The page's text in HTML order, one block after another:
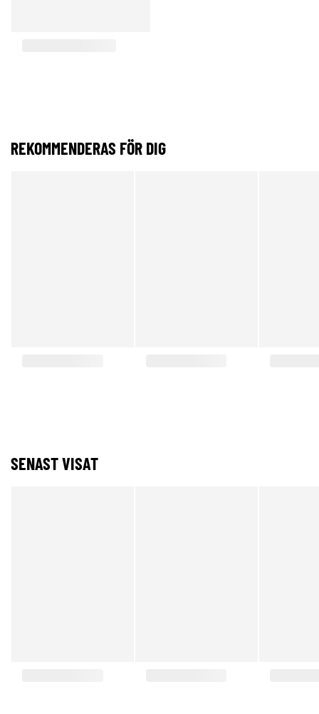
REKOMMENDERAS FÖR DIG
SENAST VISAT